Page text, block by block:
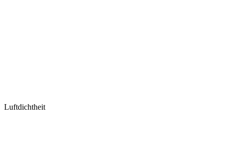
Luftdichtheit